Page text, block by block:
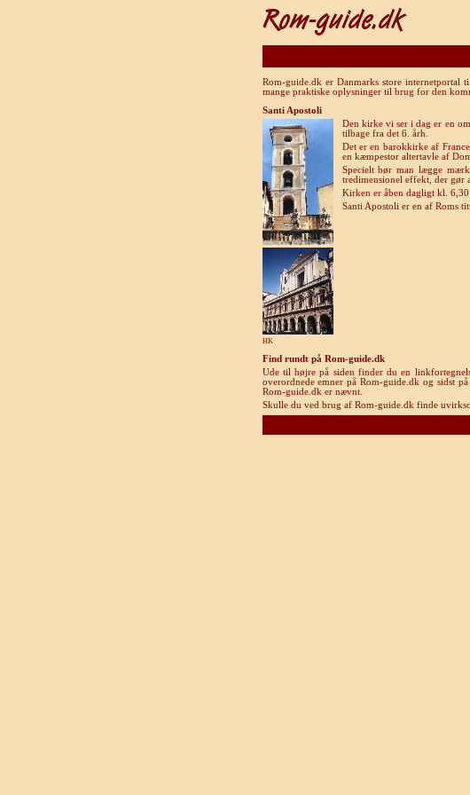
Rom-guide.dk er Danmarks store internetportal
mange praktiske oplysninger til brug for den
Santi Apostoli
Den kirke vi ser i dag er en
tilbage fra det 6. årh.
Det er en barokkirke af
en kæmpestor altertavle af
Specielt bør man lægge
tredimensionel effekt, der gør
Kirken er åben dagligt kl.
Santi Apostoli er en af Roms
HK
Find rundt på Rom-guide.dk
Ude til højre på siden finder du en
overordnede emner på Rom-guide.dk og sidst
Rom-guide.dk er nævnt.
Skulle du ved brug af Rom-guide.dk finde